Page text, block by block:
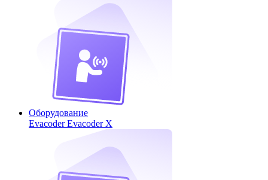
Оборудование
EvacoderEvacoder X